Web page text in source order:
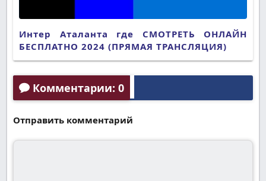
Интер Аталанта где СМОТРЕТЬ ОНЛАЙН
БЕСПЛАТНО 2024 (ПРЯМАЯ ТРАНСЛЯЦИЯ)
Комментарии: 0
Отправить комментарий